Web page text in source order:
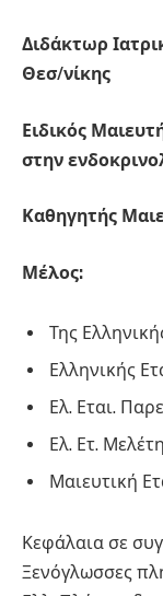
Διδάκτωρ
Θεσ/νίκης
Ειδικός
στην
Καθηγητής
Μέλος:
Της
Ελληνικής
Ελ. Εται.
Ελ. Ετ.
Μαιευτική
Κεφάλαια σε
Ξενόγλωσσες